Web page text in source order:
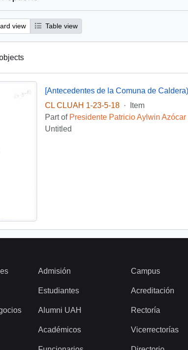
view Table view
[Antecedentes de la Comuna de Caldera)
CL CLUAH 1-23-5-18
·
Item
Part of Presidente Patricio Aylwin
Untitled
Admisión
Estudiantes
Alumni UAH
Académicos
Campus
Acreditación
Rectoría
Vicerrectorías